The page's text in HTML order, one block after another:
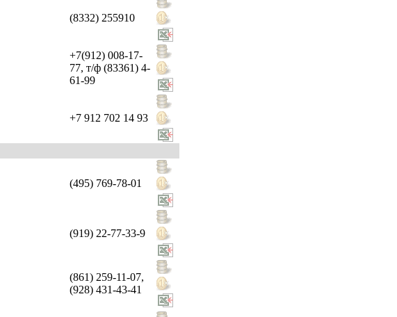
(8332) 255910
+7(912) 008-17-
77, т/ф (83361) 4-
61-99
+7 912 702 14 93
(495) 769-78-01
(919) 22-77-33-9
(861) 259-11-07,
(928) 431-43-41